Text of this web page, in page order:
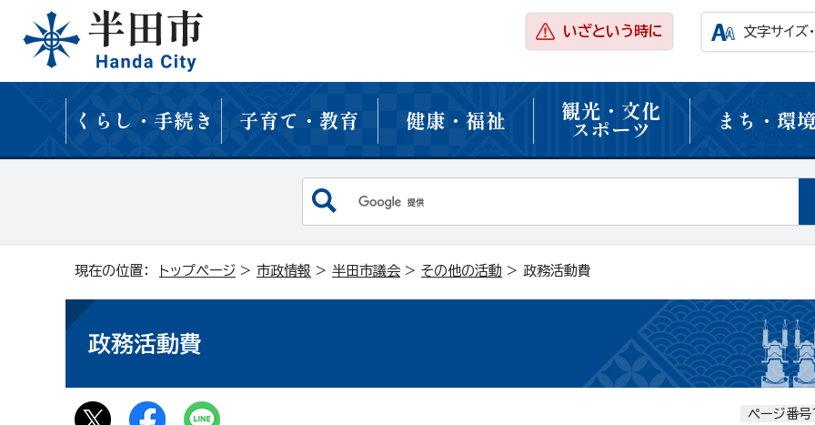
いざという時に 文字サイズ
くらし・手続き 子育て・教育 健康・福祉 観光・文化
スポーツ まち・環
現在の位置： トップページ > 市政情報 > 半田市議会 > その他の活動 > 政務活動費
政務活動費
ページ番